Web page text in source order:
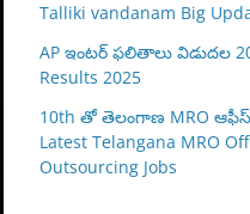
Talliki vandanam Big
AP ఇంటర్ ఫలితాలు విడుదల
Results 2025
10th తో తెలంగాణ MRO
Latest Telangana MRO
Outsourcing Jobs